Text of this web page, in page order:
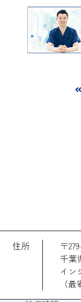
住所
〒
千葉
イン
（